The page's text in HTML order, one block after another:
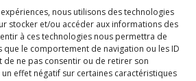
nous utilisons des technologies
stocker et/ou accéder aux informations des
à ces technologies nous permettra de
le comportement de navigation ou les ID
de ne pas consentir ou de retirer son
effet négatif sur certaines caractéristiques